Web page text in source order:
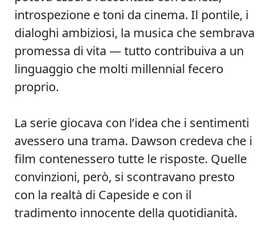
introspezione e toni da cinema. Il pontile, i
dialoghi ambiziosi, la musica che sembrava
promessa di vita — tutto contribuiva a un
linguaggio che molti millennial fecero
proprio.
La serie giocava con l’idea che i sentimenti
avessero una trama. Dawson credeva che i
film contenessero tutte le risposte. Quelle
convinzioni, però, si scontravano presto
con la realtà di Capeside e con il
tradimento innocente della quotidianità.